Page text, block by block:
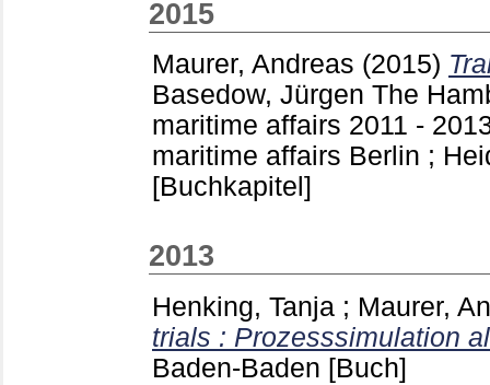
2015
Maurer, Andreas (2015)
Basedow, Jürgen The
maritime affairs 2011 -
maritime affairs Berlin ;
[Buchkapitel]
2013
Henking, Tanja ; Maurer,
trials : Prozesssimulation
Baden-Baden [Buch]